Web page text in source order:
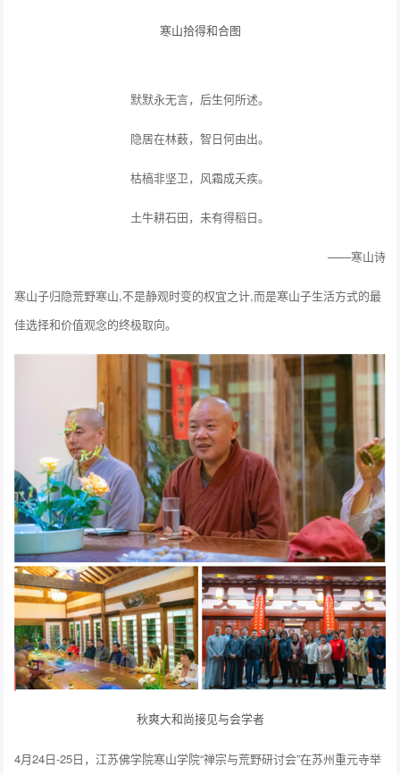
寒山拾得和合图
默默永无言，后生何所述。
隐居在林薮，智日何由出。
枯槁非坚卫，风霜成夭疾。
土牛耕石田，未有得稻日。
——寒山诗
寒山子归隐荒野寒山,不是静观时变的权宜之计,而是寒山子生活方式的最
佳选择和价值观念的终极取向。
秋爽大和尚接见与会学者
4月24日-25日，江苏佛学院寒山学院“禅宗与荒野研讨会”在苏州重元寺举